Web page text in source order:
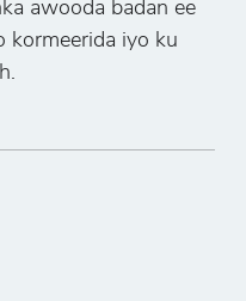
awooda badan ee
kormeerida iyo ku